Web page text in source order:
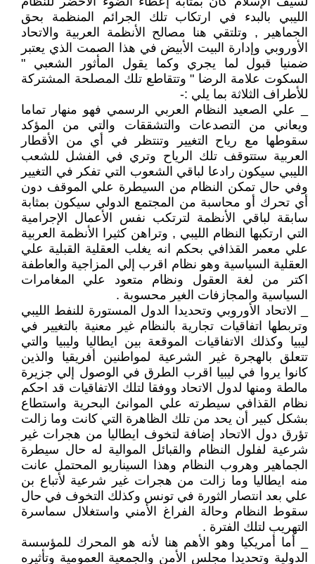
الليبي بالبدء في ارتكاب تلك الجرائم المنظمة بحق
الجماهير , وتلتقي هنا مصالح الأنظمة العربية والاتحاد
الأوروبي وإدارة البيت الأبيض في هذا الصمت الذي يعتبر
ضمنيا قبول لما يجري وكما يقول المأثور الشعبي "
السكوت علامة الرضا " وتتقاطع تلك المصلحة المشتركة
للأطراف الثلاثة بما يلي :-
_ علي الصعيد النظام العربي الرسمي فهو منهار تماما
ويعاني من التصدعات والتشققات والتي من المؤكد
سقوطها مع رياح التغيير وتنتظر في أي من الأقطار
العربية ستتوقف تلك الرياح وتري في الفشل للشعب
الليبي سيكون رادعا لباقي الشعوب التي تفكر في التغيير
وفي حال تمكن النظام من السيطرة علي الموقف دون
أي تحرك أو محاسبة من المجتمع الدولي سيكون بمثابة
سابقة لباقي الأنظمة لترتكب نفس الأعمال الإجرامية
التي ارتكبها النظام الليبي , وتراهن كثيرا الأنظمة العربية
علي معمر القذافي بحكم انه يغلب العقلية القبلية علي
العقلية السياسية وهو نظام اقرب إلي المزاجية والعاطفة
اكتر من لغة العقول ونظام متعود علي المغامرات
السياسية والمجازفات الغير محسوبة .
_ الاتحاد الأوروبي وتحديدا الدول المستورة للنفط الليبي
وتربطها اتفاقيات تجارية بالنظام غير معنية بالتغيير في
ليبيا وكذلك الاتفاقيات الموقعة بين ايطاليا وليبيا والتي
تتعلق بالهجرة غير الشرعية لمواطنين أفريقيا والذين
كانوا يروا في ليبيا اقرب الطرق في الوصول إلي جزيرة
مالطة ومنها لدول الاتحاد ووفقا لتلك الاتفاقيات قد احكم
نظام القذافي سيطرته علي الموانئ البحرية واستطاع
بشكل كبير أن يحد من تلك الظاهرة التي كانت وما زالت
تؤرق دول الاتحاد إضافة لتخوف ايطاليا من هجرات غير
شرعية لفلول النظام والقبائل الموالية له حال سيطرة
الجماهير وهروب النظام وهذا السيناريو المحتمل عانت
منه ايطاليا وما زالت من هجرات غير شرعية لأتباع بن
علي بعد انتصار الثورة في تونس وكذلك التخوف في حال
سقوط النظام وحالة الفراغ الأمني واستغلال سماسرة
التهريب لتلك الفترة .
_ أما أمريكيا وهو الأهم هنا لأنه هو المحرك للمؤسسة
الدولية وتحديدا مجلس الأمن والجمعية العمومية وتأثيره